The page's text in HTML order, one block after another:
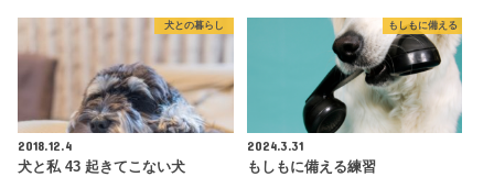
犬との暮らし
2018.12.4
犬と私 43 起きてこない犬
もしもに備える
2024.3.31
もしもに備える練習